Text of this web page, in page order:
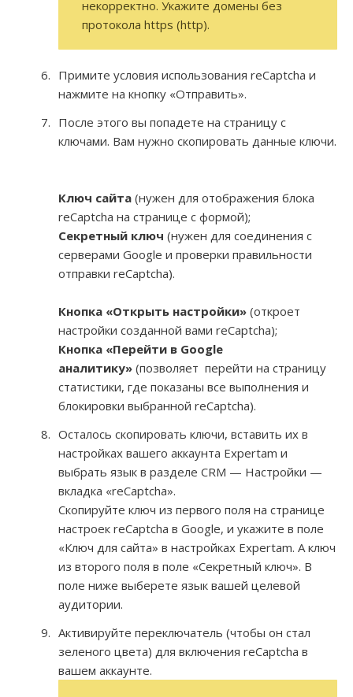
некорректно. Укажите домены без
протокола https (http).
Примите условия использования reCaptcha и
нажмите на кнопку «Отправить».
После этого вы попадете на страницу с
ключами. Вам нужно скопировать данные ключи.
Ключ сайта (нужен для отображения блока
reCaptcha на странице с формой);
Секретный ключ (нужен для соединения с
серверами Google и проверки правильности
отправки reCaptcha).
Кнопка «Открыть настройки» (откроет
настройки созданной вами reCaptcha);
Кнопка «Перейти в Google
аналитику» (позволяет перейти на страницу
статистики, где показаны все выполнения и
блокировки выбранной reCaptcha).
Осталось скопировать ключи, вставить их в
настройках вашего аккаунта Expertam и
выбрать язык в разделе CRM — Настройки —
вкладка «reCaptcha».
Скопируйте ключ из первого поля на странице
настроек reCaptcha в Google, и укажите в поле
«Ключ для сайта» в настройках Expertam. А ключ
из второго поля в поле «Секретный ключ». В
поле ниже выберете язык вашей целевой
аудитории.
Активируйте переключатель (чтобы он стал
зеленого цвета) для включения reCaptcha в
вашем аккаунте.